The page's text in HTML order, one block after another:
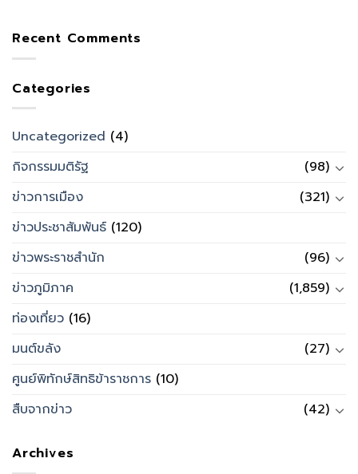
Recent Comments
Categories
Uncategorized (4)
กิจกรรมมติรัฐ
(98)
ข่าวการเมือง
(321)
ข่าวประชาสัมพันธ์ (120)
ข่าวพระราชสำนัก
(96)
ข่าวภูมิภาค
(1,859)
ท่องเที่ยว (16)
มนต์ขลัง
(27)
ศูนย์พิทักษ์สิทธิข้าราชการ (10)
สืบจากข่าว
(42)
Archives